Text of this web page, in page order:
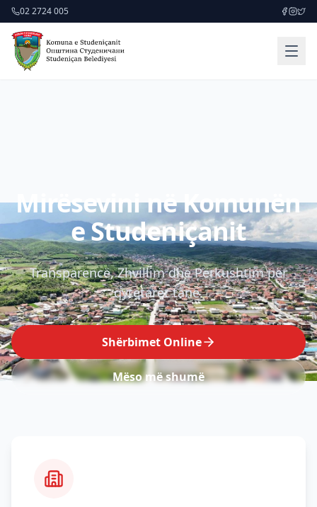
02 2724 005
Mirësevini në Komunën
e Studeniçanit
Transparencë, Zhvillim dhe Përkushtim për
qytetarët tanë.
Shërbimet Online
Mëso më shumë